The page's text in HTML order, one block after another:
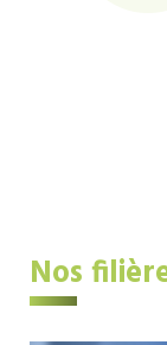
Nos